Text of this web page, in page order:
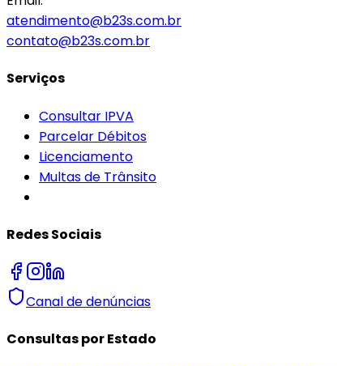
atendimento@b23s.com.br
contato@b23s.com.br
Serviços
Consultar IPVA
Parcelar Débitos
Licenciamento
Multas de Trânsito
Redes Sociais
Canal de denúncias
Consultas por Estado